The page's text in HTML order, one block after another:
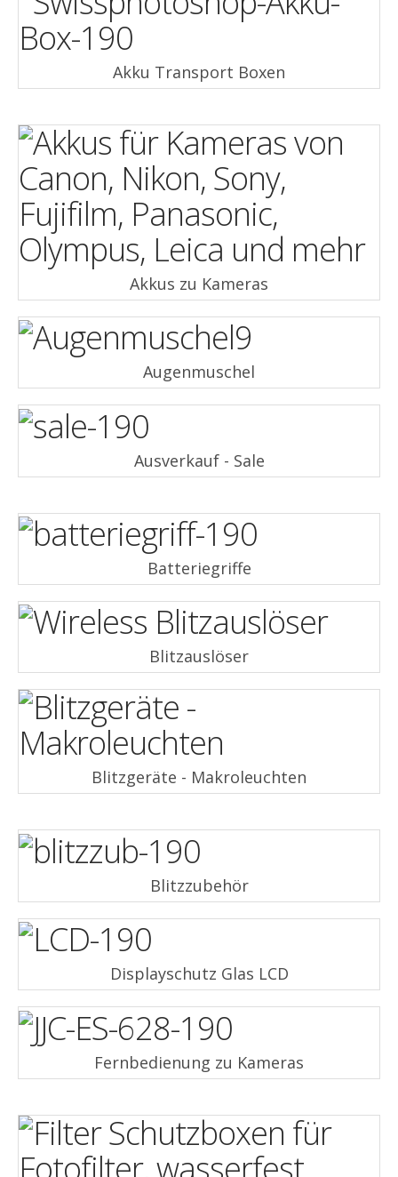
Akku Transport Boxen
Akkus zu Kameras
Augenmuschel
Ausverkauf - Sale
Batteriegriffe
Blitzauslöser
Blitzgeräte - Makroleuchten
Blitzzubehör
Displayschutz Glas LCD
Fernbedienung zu Kameras